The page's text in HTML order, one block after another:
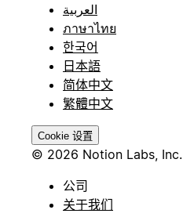
العربية
ภาษาไทย
한국어
日本語
简体中文
繁體中文
Cookie 设置
© 2026 Notion Labs, Inc.
公司
关于我们